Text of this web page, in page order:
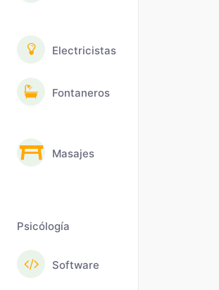
Electricistas
Fontaneros
Masajes
Psicólogía
Software